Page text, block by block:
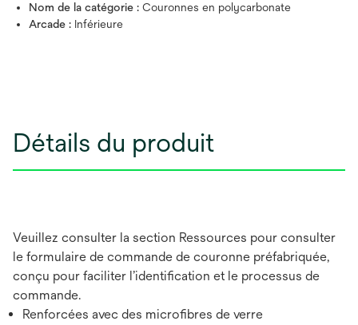
Nom de la catégorie : Couronnes en polycarbonate
Arcade : Inférieure
Détails du produit
Veuillez consulter la section Ressources pour consulter
le formulaire de commande de couronne préfabriquée,
conçu pour faciliter l’identification et le processus de
commande.
Renforcées avec des microfibres de verre